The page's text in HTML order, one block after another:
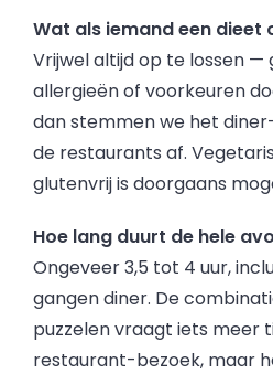
Wat als iemand een dieet
Vrijwel altijd op te lossen —
allergieën of voorkeuren
dan stemmen we het
de restaurants af.
glutenvrij is doorgaans
Hoe lang duurt de hele
Ongeveer 3,5 tot 4 uur,
gangen diner. De
puzzelen vraagt iets meer
restaurant-bezoek, maar